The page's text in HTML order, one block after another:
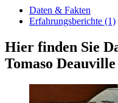
Daten & Fakten
Erfahrungsberichte (1)
Hier finden Sie
Tomaso